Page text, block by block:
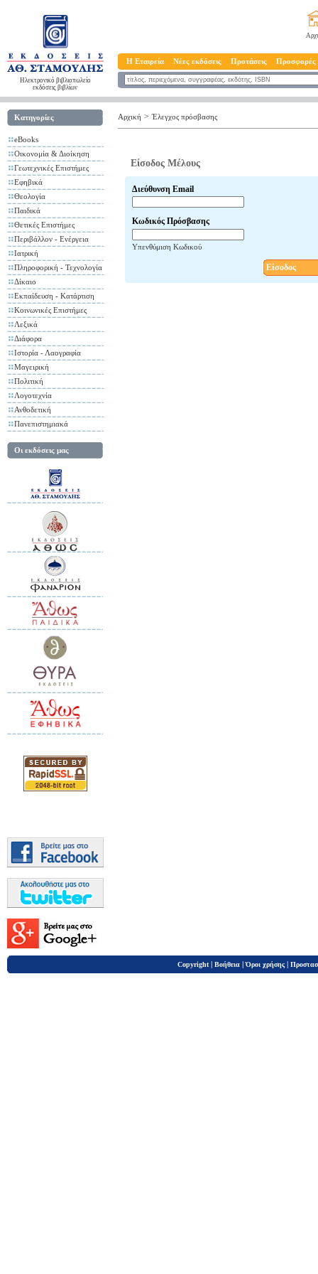
Ηλεκτρονικό βιβλιοπωλείο
εκδόσεις βιβλίων
Η Εταιρεία Νέες εκδόσεις Προτάσεις Προσφορές
Κατηγορίες
eBooks
Οικονομία & Διοίκηση
Γεωτεχνικές Επιστήμες
Εφηβικά
Θεολογία
Παιδικά
Θετικές Επιστήμες
Περιβάλλον - Ενέργεια
Ιατρική
Πληροφορική - Τεχνολογία
Δίκαιο
Εκπαίδευση - Κατάρτιση
Κοινωνικές Επιστήμες
Λεξικά
Διάφορα
Ιστορία - Λαογραφία
Μαγειρική
Πολιτική
Λογοτεχνία
Ανθοδετική
Πανεπιστημιακά
Οι εκδόσεις μας
Αρχική > Έλεγχος πρόσβασης
Είσοδος Μέλους
Διεύθυνση Email
Κωδικός Πρόσβασης
Υπενθύμιση Κωδικού
Είσοδος
Copyright | Βοήθεια |Όροι χρήσης |